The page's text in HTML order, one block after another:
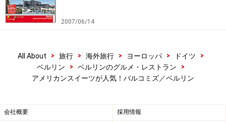
2007/06/14
All About > 旅行 > 海外旅行 > ヨーロッパ > ドイツ
>
ベルリン
> ベルリンのグルメ・レストラン
>
アメリカンスイーツが人気！バルコミズ／ベルリン
会社概要 採用情報